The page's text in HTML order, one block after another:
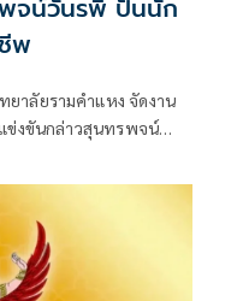
จน์วันรพี ปั้นนัก
พ
าลัยรามคำแหง จัดงาน
ข่งขันกล่าวสุนทรพจน์